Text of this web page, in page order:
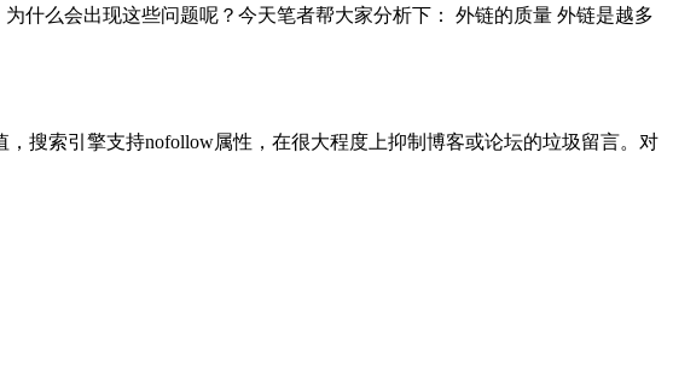
什么会出现这些问题呢？今天笔者帮大家分析下： 外链的质量 外链是越多
搜索引擎支持nofollow属性，在很大程度上抑制博客或论坛的垃圾留言。对